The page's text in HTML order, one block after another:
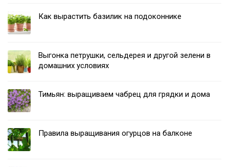
Как вырастить базилик на подоконнике
Выгонка петрушки, сельдерея и другой зелени в
домашних условиях
Тимьян: выращиваем чабрец для грядки и дома
Правила выращивания огурцов на балконе